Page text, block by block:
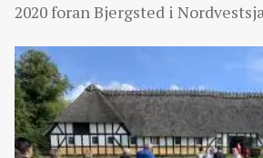
2020 foran Bjergsted i